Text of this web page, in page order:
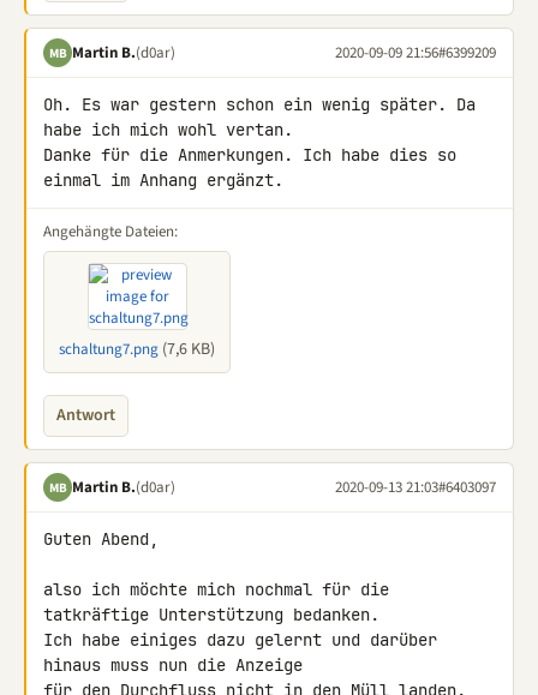
MB Martin B.(d0ar) 2020-09-09 21:56#6399209
Oh. Es war gestern schon ein wenig später. Da
habe ich mich wohl vertan.
Danke für die Anmerkungen. Ich habe dies so
einmal im Anhang ergänzt.
Angehängte Dateien:
schaltung7.png (7,6 KB)
Antwort
MB Martin B.(d0ar) 2020-09-13 21:03#6403097
Guten Abend,
also ich möchte mich nochmal für die
tatkräftige Unterstützung bedanken.
Ich habe einiges dazu gelernt und darüber
hinaus muss nun die Anzeige
für den Durchfluss nicht in den Müll landen.